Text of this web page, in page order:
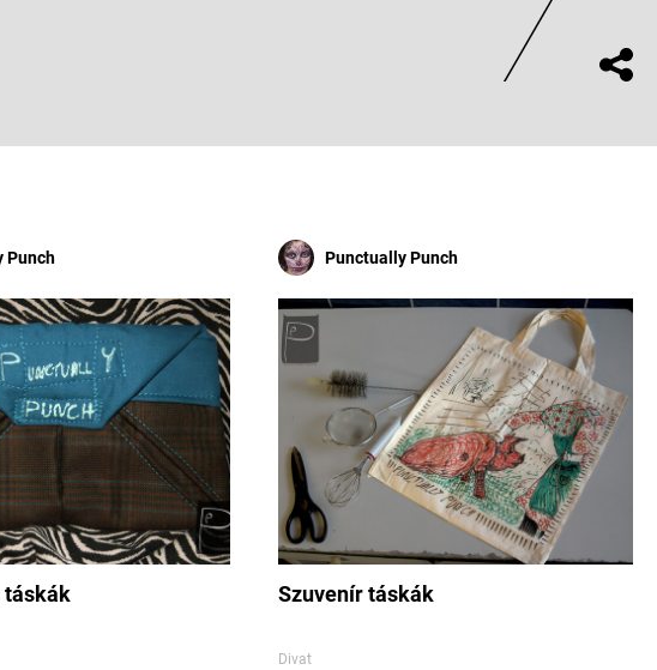
Punch
táskák
Punctually Punch
Szuvenír táskák
Divat